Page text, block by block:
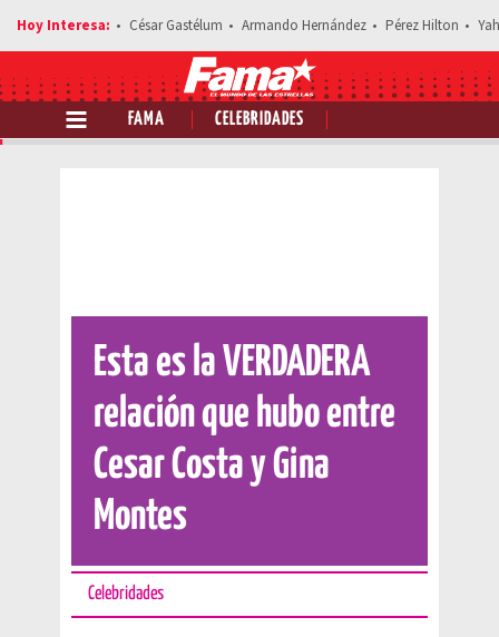
César Gastélum Armando Hernández Pérez Hilton
FAMA CELEBRIDADES
Comparte esta noticia
Esta es la VERDADERA
relación que hubo entre
Cesar Costa y Gina
Montes
Celebridades